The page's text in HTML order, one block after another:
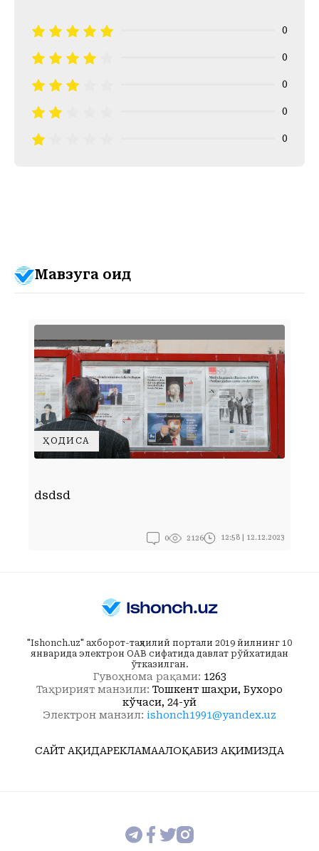
0
0
0
0
0
Мавзуга оид
ҲОДИСА
dsdsd
0 2126 12:58 | 12.12.2023
"Ishonch.uz" ахборот-таҳлилий портали 2019 йилнинг 10
январида электрон ОАВ сифатида давлат рўйхатидан
ўтказилган.
Гувоҳнома рақами: 1263
Таҳририят манзили: Тошкент шаҳри, Бухоро
кўчаси, 24-уй
Электрон манзил: ishonch1991@yandex.uz
САЙТ ҲАҚИДАРЕКЛАМААЛОҚАБИЗ ҲАҚИМИЗДА